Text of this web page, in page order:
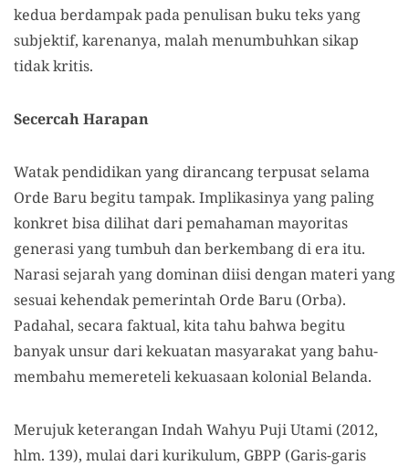
kedua berdampak pada penulisan buku teks yang
subjektif, karenanya, malah menumbuhkan sikap
tidak kritis.
Secercah Harapan
Watak pendidikan yang dirancang terpusat selama
Orde Baru begitu tampak. Implikasinya yang paling
konkret bisa dilihat dari pemahaman mayoritas
generasi yang tumbuh dan berkembang di era itu.
Narasi sejarah yang dominan diisi dengan materi yang
sesuai kehendak pemerintah Orde Baru (Orba).
Padahal, secara faktual, kita tahu bahwa begitu
banyak unsur dari kekuatan masyarakat yang bahu-
membahu memereteli kekuasaan kolonial Belanda.
Merujuk keterangan Indah Wahyu Puji Utami (2012,
hlm. 139), mulai dari kurikulum, GBPP (Garis-garis